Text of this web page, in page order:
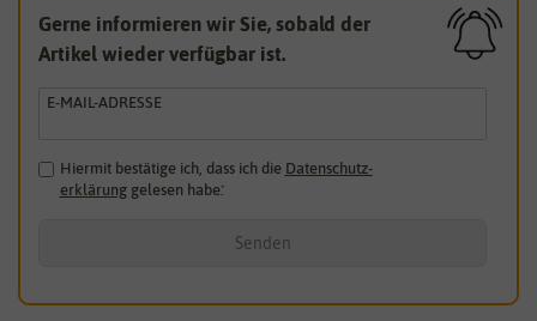
Gerne informieren wir Sie, sobald der
Artikel wieder verfügbar ist.
E-MAIL-ADRESSE
Hiermit bestätige ich, dass ich die Daten­schutz­
erklärunggelesen habe.*
Senden